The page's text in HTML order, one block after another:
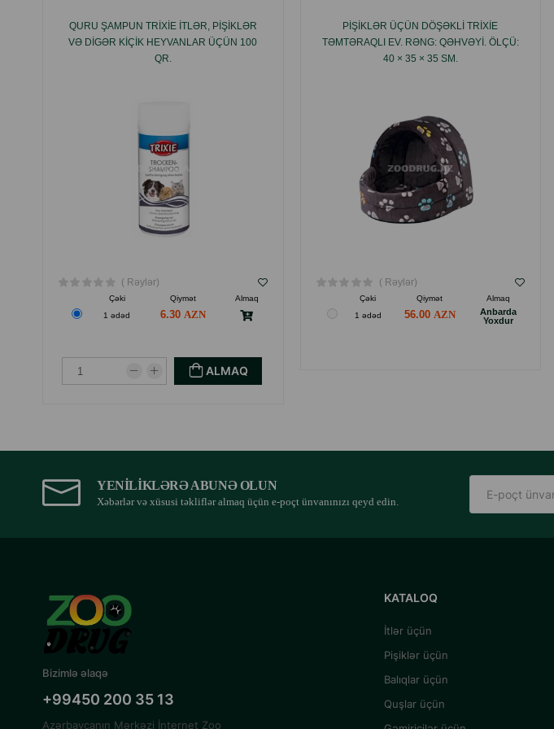
QURU ŞAMPUN TRIXIE ITLƏR, PIŞIKLƏR
VƏ DIGƏR KIÇIK HEYVANLAR ÜÇÜN 100
QR.
( Rəylər)
Çəki Qiymət
Almaq
1 ədəd
6.30
ALMAQ
PIŞIKLƏR ÜÇÜN DÖŞƏKLI TRIXIE
TƏMTƏRAQLI EV. RƏNG: QƏHVƏYI. ÖLÇÜ:
40 × 35 × 35 SM.
( Rəylər)
Çəki Qiymət
Almaq
1 ədəd
56.00
Anbarda
Yoxdur
YENILIKLƏRƏ ABUNƏ OLUN
Xəbərlər və xüsusi təkliflər almaq üçün e-poçt ünvanınızı qeyd edin.
Bizimlə əlaqə
+99450 200 35 13
Azərbaycanın Mərkəzi İnternet Zoo
KATALOQ
İtlər üçün
Pişiklər üçün
Balıqlar üçün
Quşlar üçün